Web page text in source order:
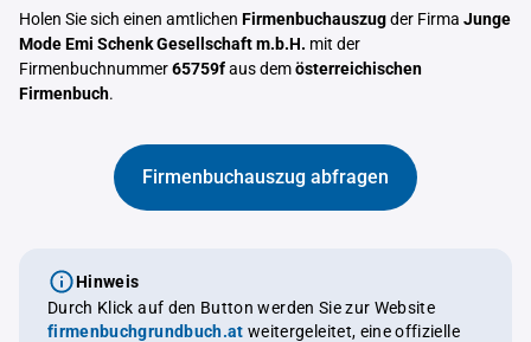
Holen Sie sich einen amtlichen Firmenbuchauszugder Firma Junge
Mode Emi Schenk Gesellschaft m.b.H. mit der
Firmenbuchnummer65759faus demösterreichischen
Firmenbuch.
Firmenbuchauszug abfragen
Hinweis
Durch Klick auf den Button werden Sie zur Website
firmenbuchgrundbuch.at weitergeleitet, eine offizielle